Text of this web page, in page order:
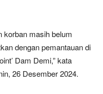
korban masih belum
dengan pemantauan di
Dam Demi,” kata
26 Desember 2024.